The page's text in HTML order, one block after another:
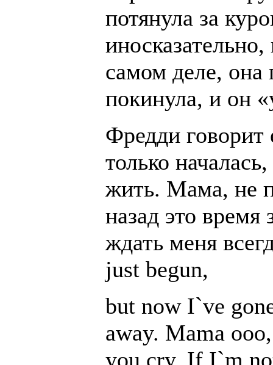
потянула за
самом деле, она
покинула, и он
Фредди
только
жить. Мама, не
назад это
ждать меня
just begun,
but now I`ve
away. Mama
you cry, If I`m